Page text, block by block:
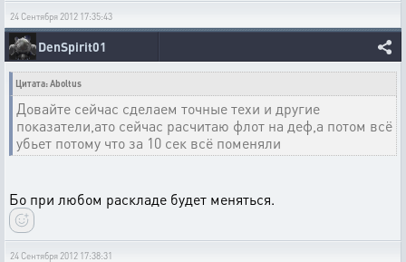
24 Сентября 2012 17:35:43
DenSpirit01
Цитата: Aboltus
Довайте сейчас сделаем точные техи и другие
показатели,ато сейчас расчитаю флот на деф,а потом всё
убьет потому что за 10 сек всё поменяли
Бо при любом раскладе будет меняться.
24 Сентября 2012 17:38:31